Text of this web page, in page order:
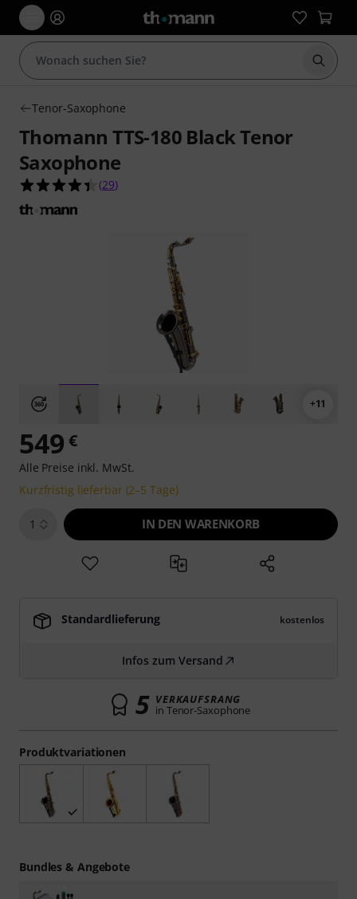
Suche
Tenor-Saxophone
Thomann TTS-180 Black Tenor
Saxophone
4.4 von 5 Sternen aus 29 Kundenbewertungen
(29)
+11
Produktvariationen
549 €
Alle Preise inkl. MwSt.
Kurzfristig lieferbar (2–5 Tage)
1 IN DEN WARENKORB
Standardlieferung kostenlos
Infos zum Versand
5 VERKAUFSRANG
in Tenor-Saxophone
Bundles & Angebote